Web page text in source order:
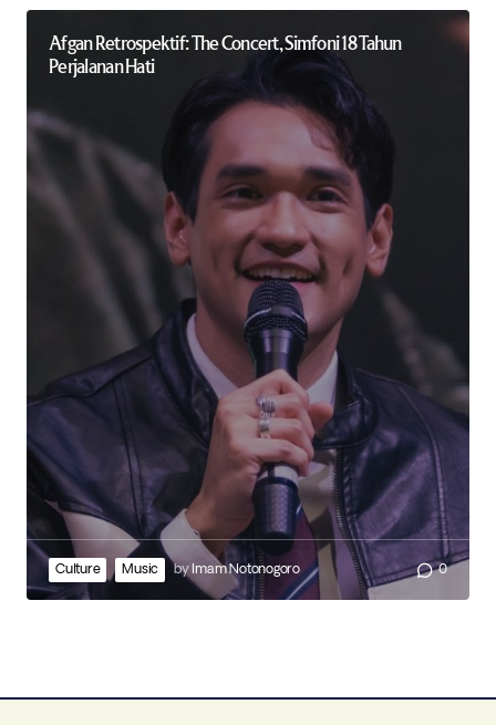
Afgan Retrospektif: The Concert, Simfoni 18 Tahun
Perjalanan Hati
Culture Music byImam Notonogoro 0